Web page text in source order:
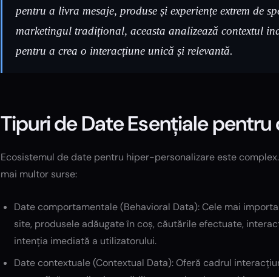
pentru a livra mesaje, produse și experiențe extrem de
marketingul tradițional, aceasta analizează contextul
pentru a crea o interacțiune unică și relevantă.
Tipuri de Date Esențiale
Ecosistemul de date pentru hiper-personalizare este
mai multor surse:
Date comportamentale (Behavioral Data): Cele mai
site, produsele adăugate în coș, căutările efectuate,
intenția imediată a utilizatorului.
Date contextuale (Contextual Data): Oferă cadrul